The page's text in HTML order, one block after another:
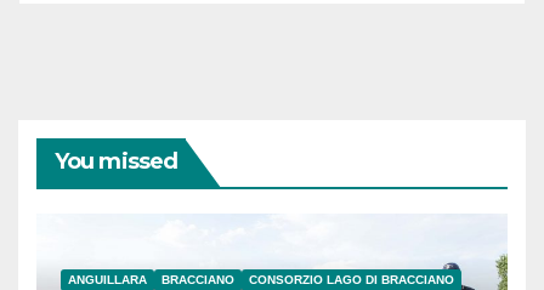
You missed
ANGUILLARA BRACCIANO
CONSORZIO LAGO DI BRACCIANO